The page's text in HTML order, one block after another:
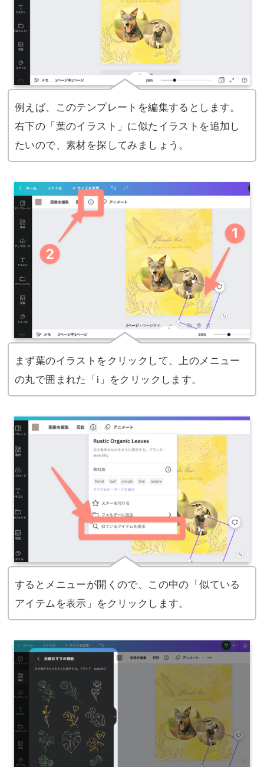
例えば、このテンプレートを編集するとします。
右下の「葉のイラスト」に似たイラストを追加し
たいので、素材を探してみましょう。
まず葉のイラストをクリックして、上のメニュー
の丸で囲まれた「i」をクリックします。
するとメニューが開くので、この中の「似ている
アイテムを表示」をクリックします。